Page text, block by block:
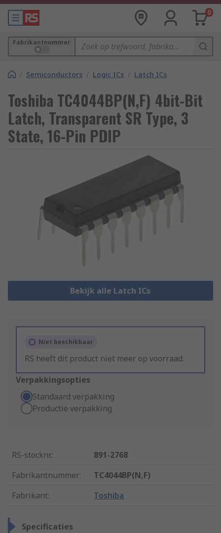
0
Fabrikantnummer
/ Semiconductors / Logic ICs / Latch ICs
Toshiba TC4044BP(N,F) 4bit-Bit
Latch, Transparent SR Type, 3
State, 16-Pin PDIP
Bekijk alle Latch ICs
Niet beschikbaar
RS heeft dit product niet meer op voorraad.
Verpakkingsopties
Standaard verpakking
Productie verpakking
RS-stocknr.:
891-2768
Fabrikantnummer:
TC4044BP(N,F)
Fabrikant: Toshiba
Specificaties